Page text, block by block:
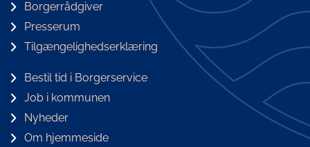
Borgerrådgiver
Presserum
Tilgængelighedserklæring
Bestil tid i Borgerservice
Job i kommunen
Nyheder
Om hjemmeside